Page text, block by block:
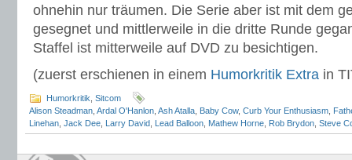
ohnehin nur träumen. Die Serie aber ist mit dem
gesegnet und mittlerweile in die dritte Runde
Staffel ist mitterweile auf DVD zu besichtigen.
(zuerst erschienen in einem Humorkritik Extra in
Humorkritik Sitcom
Alison Steadman Ardal O'Hanlon Ash Atalla Baby Cow, Curb Your Enthusiasm
Linehan Jack Dee Larry David Lead Balloon Mathew Horne Rob Brydon Steve